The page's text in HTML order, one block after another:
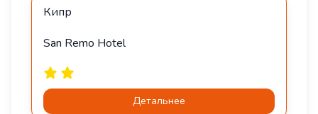
Кипр
San Remo Hotel
Детальнее